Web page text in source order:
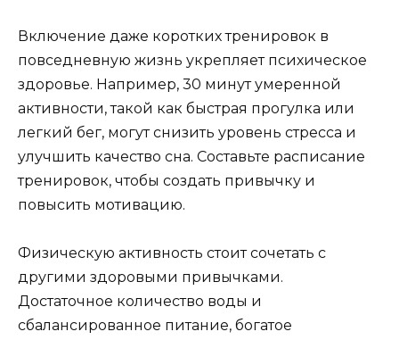
Включение даже коротких тренировок в
повседневную жизнь укрепляет психическое
здоровье. Например, 30 минут умеренной
активности, такой как быстрая прогулка или
легкий бег, могут снизить уровень стресса и
улучшить качество сна. Составьте расписание
тренировок, чтобы создать привычку и
повысить мотивацию.
Физическую активность стоит сочетать с
другими здоровыми привычками.
Достаточное количество воды и
сбалансированное питание, богатое